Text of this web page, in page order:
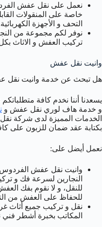
نعمل على نقل عفش
خاصة على المنقولات
التحف و الأجهزة
نوفر لكم مجموعة من
تركيب العفش و الاثاث
وانيت نقل عفش
هل تبحث عن خدمة وانيت نقل
يسعدنا أننا نخدم كافة
و خدمة هاف لوري نقل عفش و
الخدمات المميزة لدى شركة
بكتابة عقد ضمان للزبون على
نعمل أيضل على:
وانيت نقل عفش الفردوس
النجارين لسرعة فك و
للنقل، و لا نقوم بفك
للحفاظ على العفش من
نقل و تركيب جميع أثاث
المكاتب بخبرة أشطر